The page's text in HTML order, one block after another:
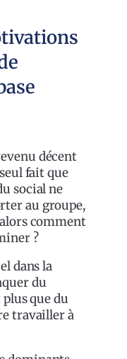
décent
fait que
social ne
au groupe,
comment
?
dans la
du
que du
travailler à